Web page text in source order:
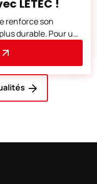
LETEC !
renforce son
Pour un